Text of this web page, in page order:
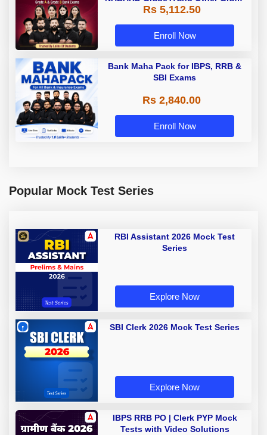
A & Grade B Bank Exams
Rs 5,112.50
Enroll Now
Bank Maha Pack for IBPS, RRB &
SBI Exams
Rs 2,840.00
Enroll Now
Popular Mock Test Series
RBI Assistant 2026 Mock Test
Series
Explore Now
SBI Clerk 2026 Mock Test Series
Explore Now
IBPS RRB PO | Clerk PYP Mock
Tests with Video Solutions